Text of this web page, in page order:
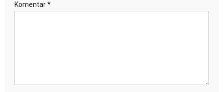
Komentar*